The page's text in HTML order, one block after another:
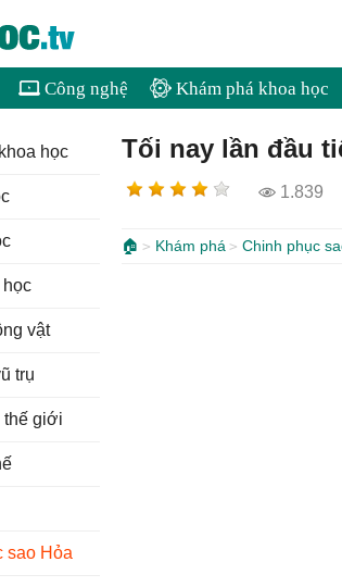
Công nghệ Khám phá khoa học
Tối nay lần đầu
1.839
🏠 Khám phá Chinh phục
học
vật
trụ
thế giới
sao Hỏa